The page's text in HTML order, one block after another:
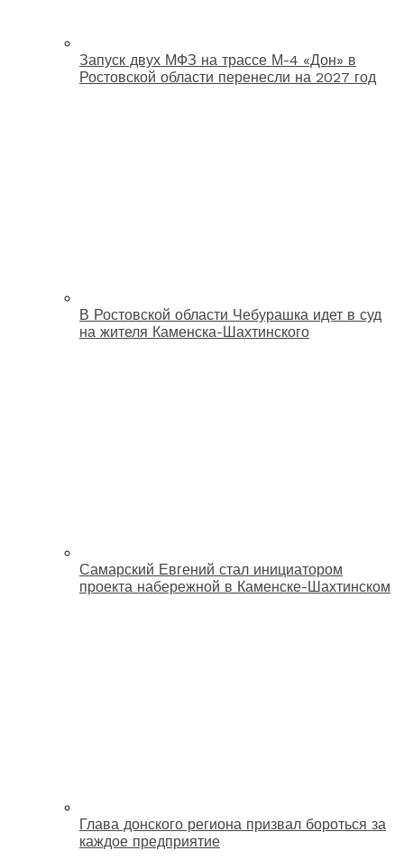
Запуск двух МФЗ на трассе М-4 «Дон» в
Ростовской области перенесли на 2027 год
В Ростовской области Чебурашка идет в суд
на жителя Каменска-Шахтинского
Самарский Евгений стал инициатором
проекта набережной в Каменске-Шахтинском
Глава донского региона призвал бороться за
каждое предприятие